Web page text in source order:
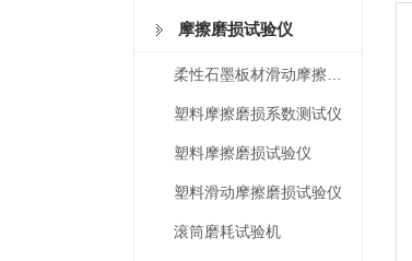
摩擦磨损试验仪
塑料摩擦磨损系数测试仪
塑料摩擦磨损试验仪
塑料滑动摩擦磨损试验仪
滚筒磨耗试验机